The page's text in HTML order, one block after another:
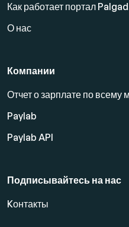
Как работает портал
О нас
Компании
Отчет о зарплате по всему
Paylab
Paylab API
Подписывайтесь на нас
Kонтакты